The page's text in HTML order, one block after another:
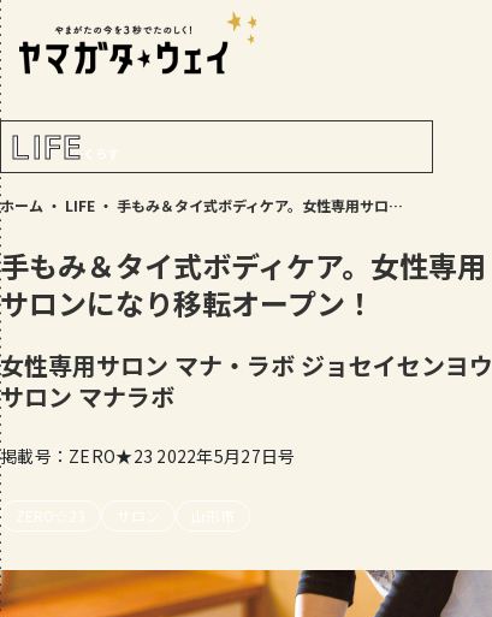
RANKING!
地元民が選ぶ山形県ラーメン人気店
GOURMET
おすすめ！山形のそば【23選】地元民
ウェイが厳選
GOURMET
局何が効果的？～おすすめのお取り寄
TRIP
【写真付き】山寺の階段はきつい？階
GOURMET
LIFE くらす
ホーム ・ LIFE ・ 手もみ＆タイ式ボディケア。女性専用サロンになり移転オープン！
手もみ＆タイ式ボディケア。女性専用
サロンになり移転オープン！
女性専用サロン マナ・ラボ ジョセイセンヨウ
サロン マナラボ
掲載号：ZERO★23 2022年5月27日号
ZERO☆23 サロン 山形市